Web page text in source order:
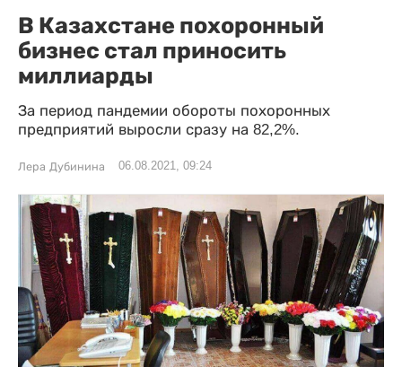
В Казахстане похоронный
бизнес стал приносить
миллиарды
За период пандемии обороты похоронных
предприятий выросли сразу на 82,2%.
Лера Дубинина 06.08.2021, 09:24